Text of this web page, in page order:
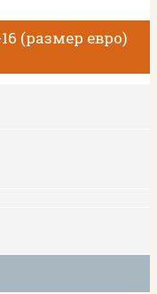
(размер евро)